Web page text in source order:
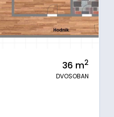
36 m2
DVOSOBAN